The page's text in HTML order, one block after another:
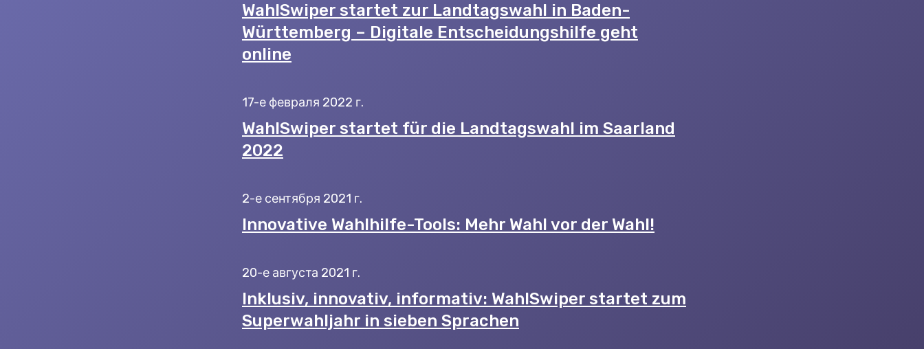
WahlSwiper startet zur Landtagswahl in Baden-
Württemberg – Digitale Entscheidungshilfe geht
online
17-е февраля 2022 г.
WahlSwiper startet für die Landtagswahl im Saarland
2022
2-е сентября 2021 г.
Innovative Wahlhilfe-Tools: Mehr Wahl vor der Wahl!
20-е августа 2021 г.
Inklusiv, innovativ, informativ: WahlSwiper startet zum
Superwahljahr in sieben Sprachen